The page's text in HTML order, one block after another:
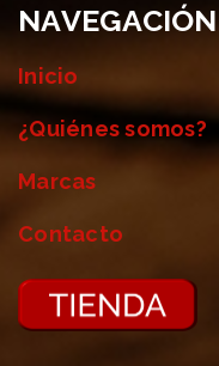
NAVEGACIÓN
Inicio
¿Quiénes somos?
Marcas
Contacto